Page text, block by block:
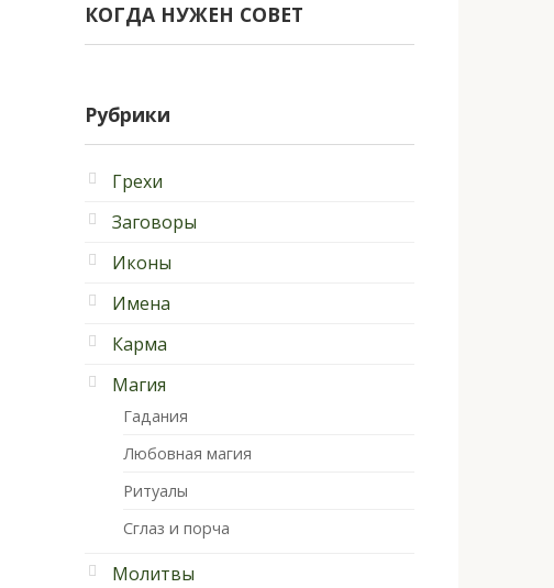
КОГДА НУЖЕН СОВЕТ
Рубрики
Грехи
Заговоры
Иконы
Имена
Карма
Магия
Гадания
Любовная магия
Ритуалы
Сглаз и порча
Молитвы